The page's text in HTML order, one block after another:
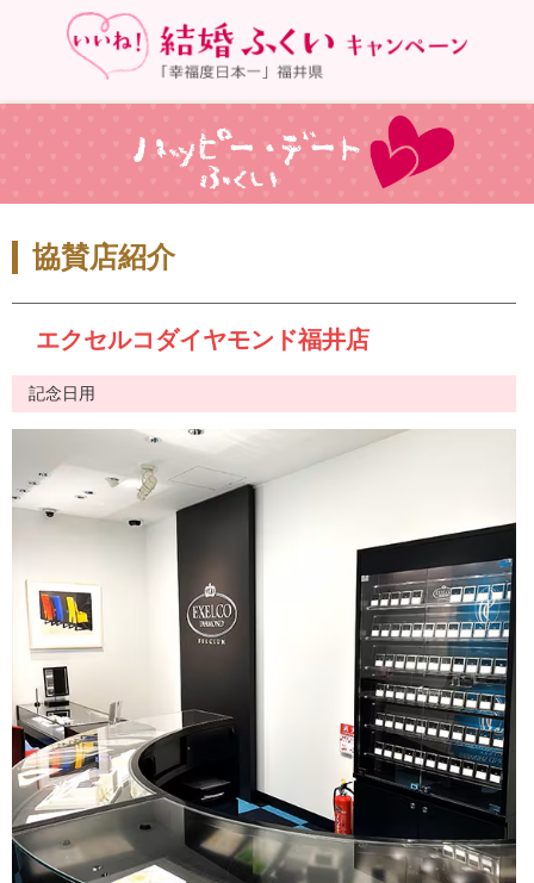
協賛店紹介
エクセルコダイヤモンド福井店
記念日用